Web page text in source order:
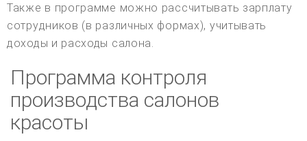
Также в программе можно рассчитывать зарплату
сотрудников (в различных формах), учитывать
доходы и расходы салона.
Программа контроля
производства салонов
красоты